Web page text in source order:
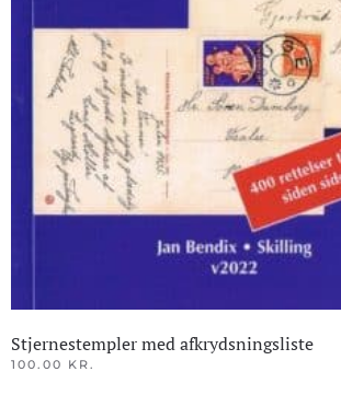
Stjernestempler med afkrydsningsliste
100.00 KR.